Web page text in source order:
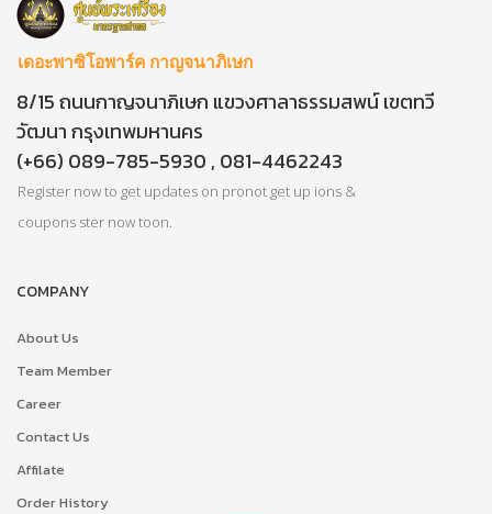
เดอะพาซิโอพาร์ค กาญจนาภิเษก
8/15 ถนนกาญจนาภิเษก แขวงศาลาธรรมสพน์ เขตทวี
วัฒนา กรุงเทพมหานคร
(+66) 089-785-5930 , 081-4462243
Register now to get updates on pronot get up ions &
coupons ster now toon.
COMPANY
About Us
Team Member
Career
Contact Us
Affilate
Order History